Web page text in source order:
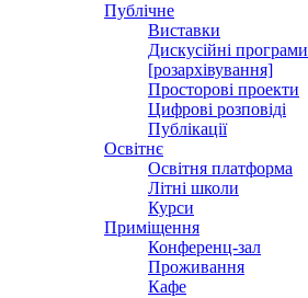
Публічне
Виставки
Дискусійні програми
[розархівування]
Просторові проекти
Цифрові розповіді
Публікації
Освітнє
Освітня платформа
Літні школи
Курси
Приміщення
Конференц-зал
Проживання
Кафе